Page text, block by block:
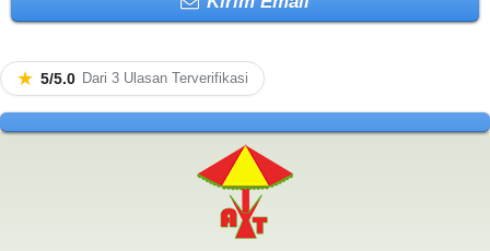
★ 5/5.0 Dari 3 Ulasan Terverifikasi